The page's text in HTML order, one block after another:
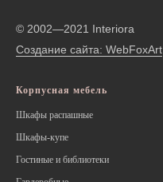
© 2002—2021 Interiora
Создание сайта: WebFoxArt
Корпусная мебель
Шкафы распашные
Шкафы-купе
Гостиные и библиотеки